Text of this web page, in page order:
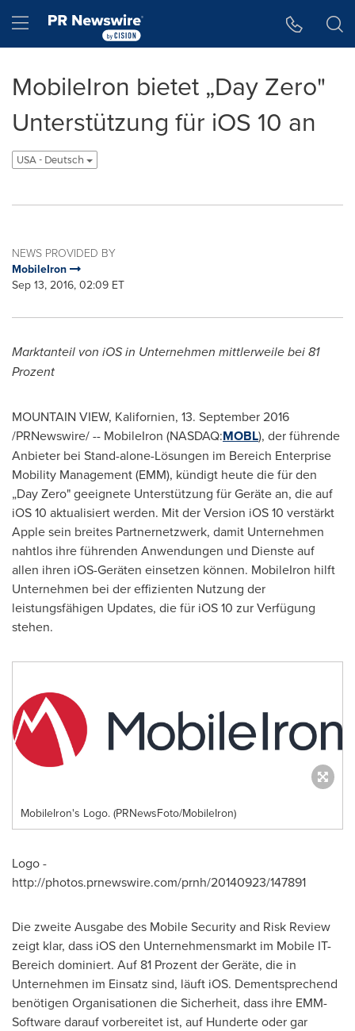
Hamburger menu
MobileIron bietet „Day Zero"
Unterstützung für iOS 10 an
USA - Deutsch
NEWS PROVIDED BY
MobileIron
Sep 13, 2016, 02:09 ET
Marktanteil von iOS in Unternehmen mittlerweile bei 81
Prozent
MOUNTAIN VIEW, Kalifornien, 13. September 2016
/PRNewswire/ -- MobileIron (NASDAQ:MOBL), der führende
Anbieter bei Stand-alone-Lösungen im Bereich Enterprise
Mobility Management (EMM), kündigt heute die für den
„Day Zero" geeignete Unterstützung für Geräte an, die auf
iOS 10 aktualisiert werden. Mit der Version iOS 10 verstärkt
Apple sein breites Partnernetzwerk, damit Unternehmen
nahtlos ihre führenden Anwendungen und Dienste auf
allen ihren iOS-Geräten einsetzen können. MobileIron hilft
Unternehmen bei der effizienten Nutzung der
leistungsfähigen Updates, die für iOS 10 zur Verfügung
stehen.
MobileIron's Logo. (PRNewsFoto/MobileIron)
Logo -
http://photos.prnewswire.com/prnh/20140923/147891
Die zweite Ausgabe des Mobile Security and Risk Review
zeigt klar, dass iOS den Unternehmensmarkt im Mobile IT-
Bereich dominiert. Auf 81 Prozent der Geräte, die in
Unternehmen im Einsatz sind, läuft iOS. Dementsprechend
benötigen Organisationen die Sicherheit, dass ihre EMM-
Software darauf vorbereitet ist, auf Hunderte oder gar